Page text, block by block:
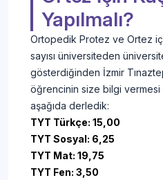
Yapılmalı?
Ortopedik Protez ve Ortez
sayısı üniversiteden
gösterdiğinden İzmir
öğrencinin size bilgi vermesi
aşağıda derledik:
TYT Türkçe: 15,00
TYT Sosyal: 6,25
TYT Mat: 19,75
TYT Fen: 3,50